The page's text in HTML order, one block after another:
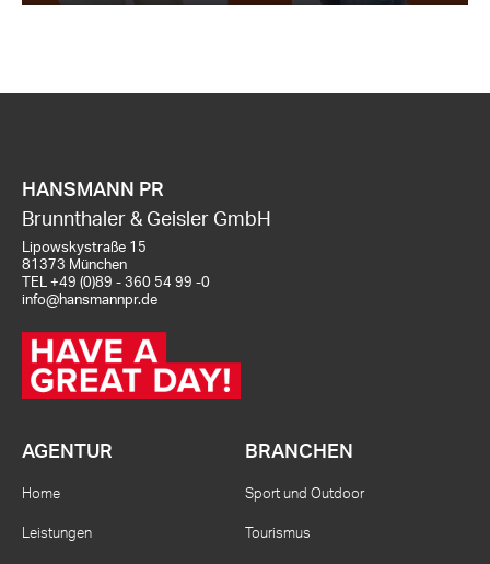
HANSMANN PR
Brunnthaler & Geisler GmbH
Lipowskystraße 15
81373 München
TEL +49 (0)89 - 360 54 99 -0
info@hansmannpr.de
AGENTUR
Home
Leistungen
BRANCHEN
Sport und Outdoor
Tourismus